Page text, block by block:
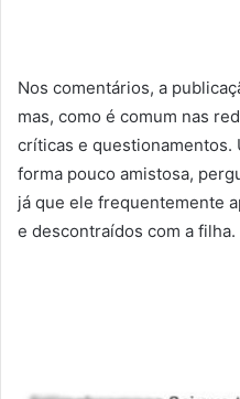
Nos comentários, a
mas, como é comum nas
críticas e questionamentos.
forma pouco amistosa,
já que ele frequentemente
e descontraídos com a filha.